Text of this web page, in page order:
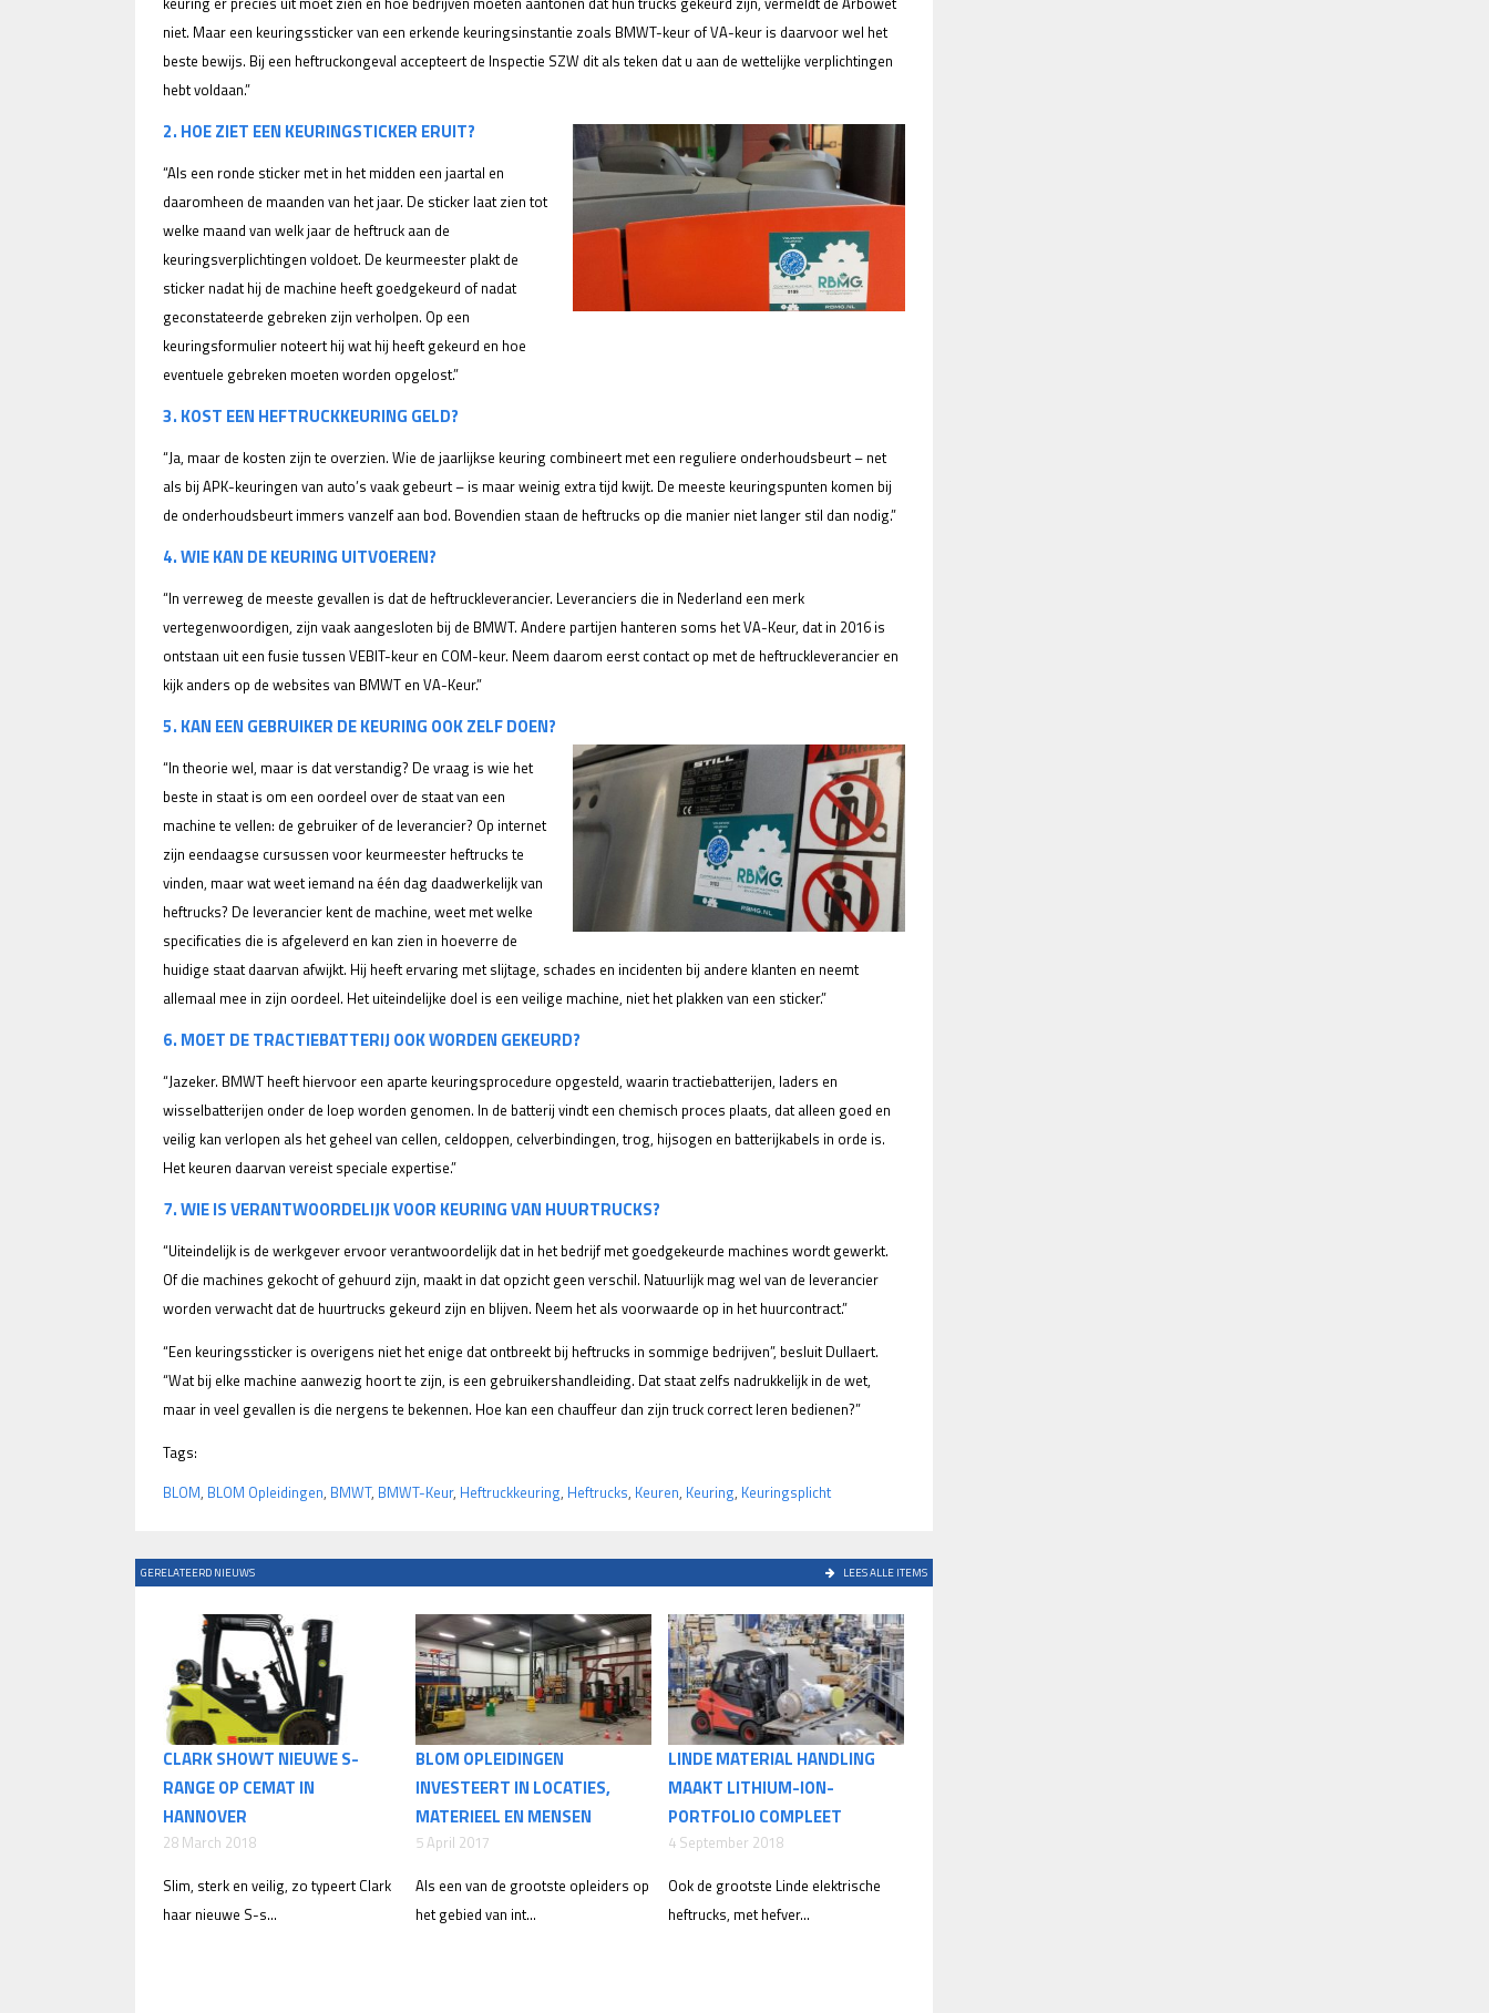
niet. Maar een keuringssticker van een erkende keuringsinstantie zoals BMWT-keur of VA-keur is daarvoor wel het
beste bewijs. Bij een heftruckongeval accepteert de Inspectie SZW dit als teken dat u aan de wettelijke verplichtingen
hebt voldaan.”
2. HOE ZIET EEN KEURINGSTICKER ERUIT?
“Als een ronde sticker met in het midden een jaartal en
daaromheen de maanden van het jaar. De sticker laat zien tot
welke maand van welk jaar de heftruck aan de
keuringsverplichtingen voldoet. De keurmeester plakt de
sticker nadat hij de machine heeft goedgekeurd of nadat
geconstateerde gebreken zijn verholpen. Op een
keuringsformulier noteert hij wat hij heeft gekeurd en hoe
eventuele gebreken moeten worden opgelost.”
3. KOST EEN HEFTRUCKKEURING GELD?
“Ja, maar de kosten zijn te overzien. Wie de jaarlijkse keuring combineert met een reguliere onderhoudsbeurt – net
als bij APK-keuringen van auto’s vaak gebeurt – is maar weinig extra tijd kwijt. De meeste keuringspunten komen bij
de onderhoudsbeurt immers vanzelf aan bod. Bovendien staan de heftrucks op die manier niet langer stil dan nodig.”
4. WIE KAN DE KEURING UITVOEREN?
“In verreweg de meeste gevallen is dat de heftruckleverancier. Leveranciers die in Nederland een merk
vertegenwoordigen, zijn vaak aangesloten bij de BMWT. Andere partijen hanteren soms het VA-Keur, dat in 2016 is
ontstaan uit een fusie tussen VEBIT-keur en COM-keur. Neem daarom eerst contact op met de heftruckleverancier en
kijk anders op de websites van BMWT en VA-Keur.”
5. KAN EEN GEBRUIKER DE KEURING OOK ZELF DOEN?
“In theorie wel, maar is dat verstandig? De vraag is wie het
beste in staat is om een oordeel over de staat van een
machine te vellen: de gebruiker of de leverancier? Op internet
zijn eendaagse cursussen voor keurmeester heftrucks te
vinden, maar wat weet iemand na één dag daadwerkelijk van
heftrucks? De leverancier kent de machine, weet met welke
specificaties die is afgeleverd en kan zien in hoeverre de
huidige staat daarvan afwijkt. Hij heeft ervaring met slijtage, schades en incidenten bij andere klanten en neemt
allemaal mee in zijn oordeel. Het uiteindelijke doel is een veilige machine, niet het plakken van een sticker.”
6. MOET DE TRACTIEBATTERIJ OOK WORDEN GEKEURD?
“Jazeker. BMWT heeft hiervoor een aparte keuringsprocedure opgesteld, waarin tractiebatterijen, laders en
wisselbatterijen onder de loep worden genomen. In de batterij vindt een chemisch proces plaats, dat alleen goed en
veilig kan verlopen als het geheel van cellen, celdoppen, celverbindingen, trog, hijsogen en batterijkabels in orde is.
Het keuren daarvan vereist speciale expertise.”
7. WIE IS VERANTWOORDELIJK VOOR KEURING VAN HUURTRUCKS?
“Uiteindelijk is de werkgever ervoor verantwoordelijk dat in het bedrijf met goedgekeurde machines wordt gewerkt.
Of die machines gekocht of gehuurd zijn, maakt in dat opzicht geen verschil. Natuurlijk mag wel van de leverancier
worden verwacht dat de huurtrucks gekeurd zijn en blijven. Neem het als voorwaarde op in het huurcontract.”
“Een keuringssticker is overigens niet het enige dat ontbreekt bij heftrucks in sommige bedrijven”, besluit Dullaert.
“Wat bij elke machine aanwezig hoort te zijn, is een gebruikershandleiding. Dat staat zelfs nadrukkelijk in de wet,
maar in veel gevallen is die nergens te bekennen. Hoe kan een chauffeur dan zijn truck correct leren bedienen?”
Tags:
BLOM, BLOM Opleidingen, BMWT, BMWT-Keur, Heftruckkeuring, Heftrucks, Keuren, Keuring, Keuringsplicht
GERELATEERD NIEUWS LEES ALLE ITEMS
CLARK SHOWT NIEUWE S-
RANGE OP CEMAT IN
HANNOVER
28 March 2018
Slim, sterk en veilig, zo typeert Clark
haar nieuwe S-s...
BLOM OPLEIDINGEN
INVESTEERT IN LOCATIES,
MATERIEEL EN MENSEN
5 April 2017
Als een van de grootste opleiders op
het gebied van int...
LINDE MATERIAL HANDLING
MAAKT LITHIUM-ION-
PORTFOLIO COMPLEET
4 September 2018
Ook de grootste Linde elektrische
heftrucks, met hefver...